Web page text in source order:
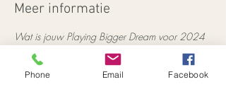
Meer informatie
Wat is jouw Playing Bigger Dream voor 2024
?
Waar houd jij je nog in of klein maar heb je wel
wensen, dromen of verlangens?
Phone Email Facebook